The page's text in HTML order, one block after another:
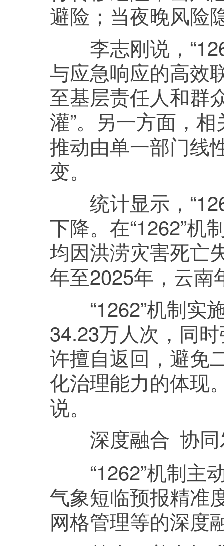
避险；当夜晚风险
李志刚说，
与应急响应的高效
至基层责任人和群
灌”。另一方面，
推动由单一部门线
变。
统计显示，
下降。在“1262”机
均因洪涝灾害死亡
年至2025年，云南
“1262”机制实
34.23万人次，同
许擅自返回，避免
化治理能力的体现
说。
深度融合 协同
“1262”机制主
气象短临预报精准
网格管理等的深度